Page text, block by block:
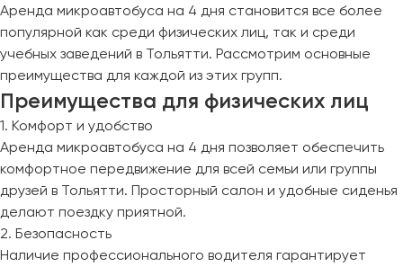
Аренда микроавтобуса на 4 дня становится все более
популярной как среди физических лиц, так и среди
учебных заведений в Тольятти. Рассмотрим основные
преимущества для каждой из этих групп.
Преимущества для физических лиц
1. Комфорт и удобство
Аренда микроавтобуса на 4 дня позволяет обеспечить
комфортное передвижение для всей семьи или группы
друзей в Тольятти. Просторный салон и удобные сиденья
делают поездку приятной.
2. Безопасность
Наличие профессионального водителя гарантирует